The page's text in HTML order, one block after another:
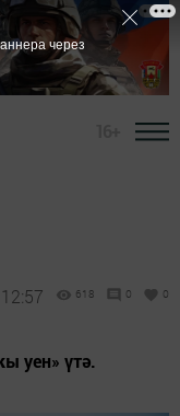
618 0 0
уен» үтә.
через